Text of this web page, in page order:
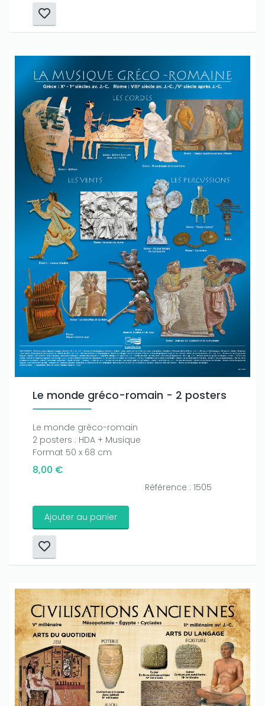
Le monde gréco-romain - 2 posters
Le monde gréco-romain
2 posters : HDA + Musique
Format 50 x 68 cm
8,00 €
Référence : 1505
Ajouter au panier